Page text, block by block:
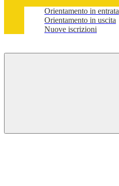
Orientamento in entrata
Orientamento in uscita
Nuove iscrizioni